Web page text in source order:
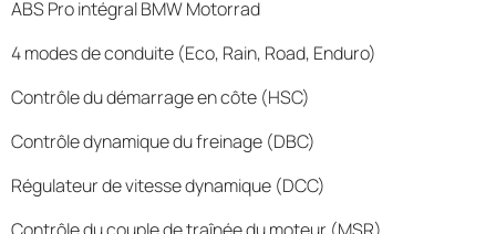
ABS Pro intégral BMW Motorrad
4 modes de conduite (Eco, Rain, Road, Enduro)
Contrôle du démarrage en côte (HSC)
Contrôle dynamique du freinage (DBC)
Régulateur de vitesse dynamique (DCC)